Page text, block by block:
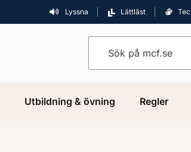
Lyssna Lättläst
Utbildning & övning Regler